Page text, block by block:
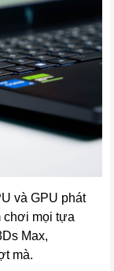
và GPU phát
chơi mọi tựa
Max,
mà.